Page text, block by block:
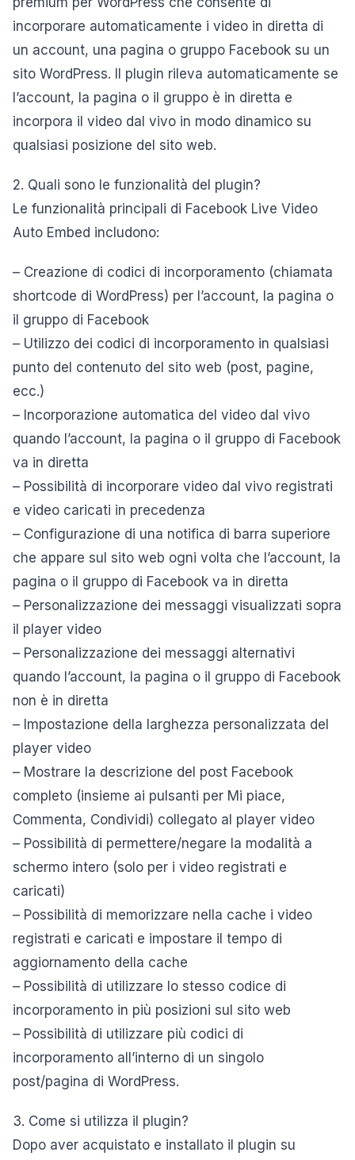
incorporare automaticamente i video in diretta di
un account, una pagina o gruppo Facebook su un
sito WordPress. Il plugin rileva automaticamente se
l’account, la pagina o il gruppo è in diretta e
incorpora il video dal vivo in modo dinamico su
qualsiasi posizione del sito web.
2. Quali sono le funzionalità del plugin?
Le funzionalità principali di Facebook Live Video
Auto Embed includono:
– Creazione di codici di incorporamento (chiamata
shortcode di WordPress) per l’account, la pagina o
il gruppo di Facebook
– Utilizzo dei codici di incorporamento in qualsiasi
punto del contenuto del sito web (post, pagine,
ecc.)
– Incorporazione automatica del video dal vivo
quando l’account, la pagina o il gruppo di Facebook
va in diretta
– Possibilità di incorporare video dal vivo registrati
e video caricati in precedenza
– Configurazione di una notifica di barra superiore
che appare sul sito web ogni volta che l’account, la
pagina o il gruppo di Facebook va in diretta
– Personalizzazione dei messaggi visualizzati sopra
il player video
– Personalizzazione dei messaggi alternativi
quando l’account, la pagina o il gruppo di Facebook
non è in diretta
– Impostazione della larghezza personalizzata del
player video
– Mostrare la descrizione del post Facebook
completo (insieme ai pulsanti per Mi piace,
Commenta, Condividi) collegato al player video
– Possibilità di permettere/negare la modalità a
schermo intero (solo per i video registrati e
caricati)
– Possibilità di memorizzare nella cache i video
registrati e caricati e impostare il tempo di
aggiornamento della cache
– Possibilità di utilizzare lo stesso codice di
incorporamento in più posizioni sul sito web
– Possibilità di utilizzare più codici di
incorporamento all’interno di un singolo
post/pagina di WordPress.
3. Come si utilizza il plugin?
Dopo aver acquistato e installato il plugin su